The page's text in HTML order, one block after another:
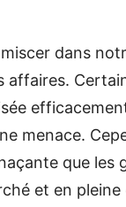
dans
menace.
que les
et en